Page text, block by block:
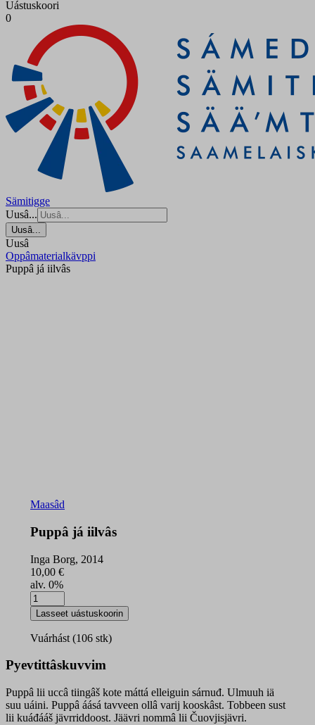
Uástuskoori
0
Sämitigge
Uusâ...
Uusâ...
Uusâ
Oppâmaterialkävppi
Puppâ já iilvâs
Maasâd
Puppâ já iilvâs
Inga Borg, 2014
10,00 €
alv. 0%
Puppâ
já
iilvâs
quantity
Lasseet uástuskoorin
Vuárhást (106 stk)
Pyevtittâskuvvim
Puppâ lii uccâ tiingâš kote máttá elleiguin sárnuđ. Ulmuuh iä
suu uáini. Puppâ áásá tavveen ollâ varij kooskâst. Tobbeen sust
lii kuáđááš jävrriddoost. Jäävri nommâ lii Čuovjisjävri.